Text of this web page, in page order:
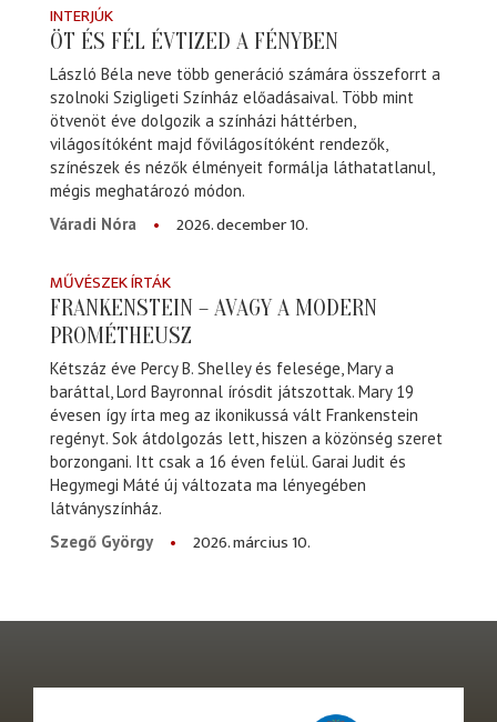
INTERJÚK
ÖT ÉS FÉL ÉVTIZED A FÉNYBEN
László Béla neve több generáció számára összeforrt a
szolnoki Szigligeti Színház előadásaival. Több mint
ötvenöt éve dolgozik a színházi háttérben,
világosítóként majd fővilágosítóként rendezők,
színészek és nézők élményeit formálja láthatatlanul,
mégis meghatározó módon.
Váradi Nóra
2026. december 10.
MŰVÉSZEK ÍRTÁK
FRANKENSTEIN – AVAGY A MODERN
PROMÉTHEUSZ
Kétszáz éve Percy B. Shelley és felesége, Mary a
baráttal, Lord Bayronnal írósdit játszottak. Mary 19
évesen így írta meg az ikonikussá vált Frankenstein
regényt. Sok átdolgozás lett, hiszen a közönség szeret
borzongani. Itt csak a 16 éven felül. Garai Judit és
Hegymegi Máté új változata ma lényegében
látványszínház.
Szegő György
2026. március 10.